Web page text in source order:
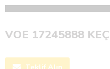
VOE 17245888
Teklif Alın